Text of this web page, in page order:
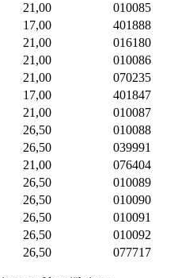
21,00
010085
17,00
401888
21,00
016180
21,00
010086
21,00
070235
17,00
401847
21,00
010087
26,50
010088
26,50
039991
21,00
076404
26,50
010089
26,50
010090
26,50
010091
26,50
010092
26,50 077717